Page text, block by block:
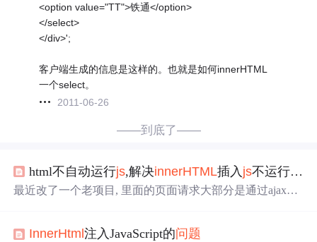
<option value="TT">铁通</option>
</select>
</div>';
客户端生成的信息是这样的。也就是如何innerHTML
一个select。
2011-06-26
——到底了——
html不自动运行js,解决innerHTML插入 js不运行问题
最近改了一个老项目, 里面的页面请求大部分是通过ajax请
就无法运行了, 所以就探索了一下 innerHTML
InnerHtml注入JavaScript的问题